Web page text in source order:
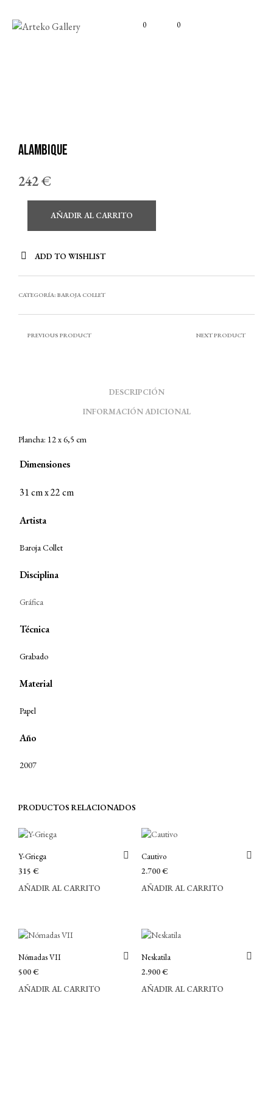
0 0
Alambique
242€
AÑADIR AL CARRITO
ADD TO WISHLIST
CATEGORÍA: BAROJA COLLET
PREVIOUS PRODUCT NEXT PRODUCT
DESCRIPCIÓN
INFORMACIÓN ADICIONAL
Plancha: 12 x 6,5 cm
Dimensiones
31 cm x 22 cm
Artista
Baroja Collet
Disciplina
Gráfica
Técnica
Grabado
Material
Papel
Año
2007
PRODUCTOS RELACIONADOS
Y-Griega
315 €
AÑADIR AL CARRITO
Cautivo
2.700€
AÑADIR AL CARRITO
Nómadas VII
500€
AÑADIR AL CARRITO
Neskatila
2.900€
AÑADIR AL CARRITO